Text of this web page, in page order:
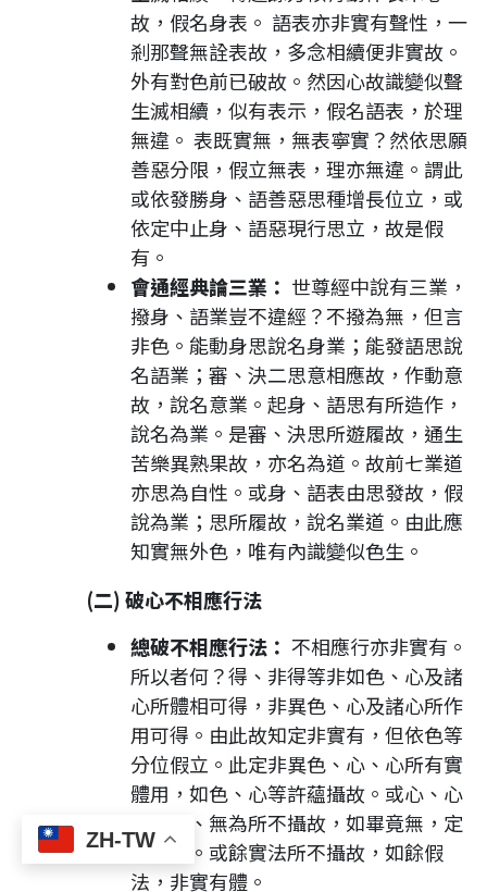
ZH-TW
故，假名身表。 語表亦非實有聲性，一
剎那聲無詮表故，多念相續便非實故。
外有對色前已破故。然因心故識變似聲
生滅相續，似有表示，假名語表，於理
無違。 表既實無，無表寧實？然依思願
善惡分限，假立無表，理亦無違。謂此
或依發勝身、語善惡思種增長位立，或
依定中止身、語惡現行思立，故是假
有。
會通經典論三業： 世尊經中說有三業，
撥身、語業豈不違經？不撥為無，但言
非色。能動身思說名身業；能發語思說
名語業；審、決二思意相應故，作動意
故，說名意業。起身、語思有所造作，
說名為業。是審、決思所遊履故，通生
苦樂異熟果故，亦名為道。故前七業道
亦思為自性。或身、語表由思發故，假
說為業；思所履故，說名業道。由此應
知實無外色，唯有內識變似色生。
(二) 破心不相應行法
總破不相應行法： 不相應行亦非實有。
所以者何？得、非得等非如色、心及諸
心所體相可得，非異色、心及諸心所作
用可得。由此故知定非實有，但依色等
分位假立。此定非異色、心、心所有實
體用，如色、心等許蘊攝故。或心、心
所及色、無為所不攝故，如畢竟無，定
非實有。或餘實法所不攝故，如餘假
法，非實有體。